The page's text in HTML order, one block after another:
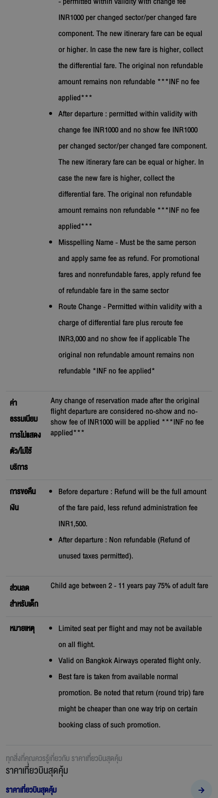
INR1000 per changed sector/per changed fare
component. The new itinerary fare can be equal
or higher. In case the new fare is higher, collect
the differential fare. The original non refundable
amount remains non refundable ***INF no fee
applied***
After departure : permitted within validity with
change fee INR1000 and no show fee INR1000
per changed sector/per changed fare component.
The new itinerary fare can be equal or higher. In
case the new fare is higher, collect the
differential fare. The original non refundable
amount remains non refundable ***INF no fee
applied***
Misspelling Name - Must be the same person
and apply same fee as refund. For promotional
fares and nonrefundable fares, apply refund fee
of refundable fare in the same sector
Route Change - Permitted within validity with a
charge of differential fare plus reroute fee
INR3,000 and no show fee if applicable The
original non refundable amount remains non
refundable *INF no fee applied*
ค่า
ธรรมเนียม
การไม่แสดง
ตัว/ไม่ใช้
บริการ
Any change of reservation made after the original
flight departure are considered no-show and no-
show fee of INR1000 will be applied ***INF no fee
applied***
การขอคืน
เงิน
Before departure : Refund will be the full amount
of the fare paid, less refund administration fee
INR1,500.
After departure : Non refundable (Refund of
unused taxes permitted).
ส่วนลด
สำหรับเด็ก
Child age between 2 - 11 years pay 75% of adult fare
หมายเหตุ
Limited seat per flight and may not be available
on all flight.
Valid on Bangkok Airways operated flight only.
Best fare is taken from available normal
promotion. Be noted that return (round trip) fare
might be cheaper than one way trip on certain
booking class of such promotion.
ทุกสิ่งที่คุณควรรู้เกี่ยวกับราคาเที่ยวบินสุดคุ้ม
ราคาเที่ยวบินสุดคุ้ม
ราคาเที่ยวบินสุดคุ้ม